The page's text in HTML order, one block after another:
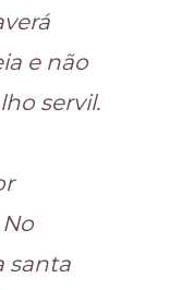
e não
servil.
santa